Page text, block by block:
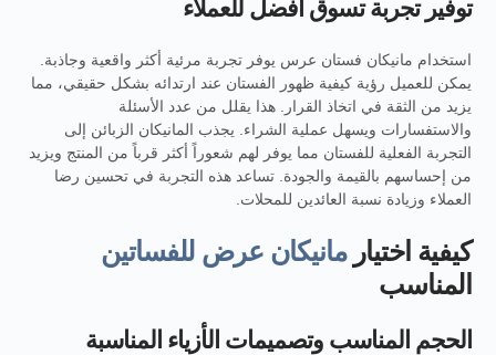
توفير تجربة تسوق أفضل للعملاء
استخدام مانيكان فستان عرس يوفر تجربة مرئية أكثر واقعية وجاذبة.
يمكن للعميل رؤية كيفية ظهور الفستان عند ارتدائه بشكل حقيقي، مما
يزيد من الثقة في اتخاذ القرار. هذا يقلل من عدد الأسئلة
والاستفسارات ويسهل عملية الشراء. يجذب المانيكان الزبائن إلى
التجربة الفعلية للفستان مما يوفر لهم شعوراً أكثر قرباً من المنتج ويزيد
من إحساسهم بالقيمة والجودة. تساعد هذه التجربة في تحسين رضا
العملاء وزيادة نسبة العائدين للمحلات.
كيفية اختيارمانيكان عرض للفساتين
المناسب
الحجم المناسب وتصميمات الأزياء المناسبة